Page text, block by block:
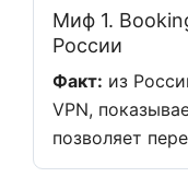
Миф 1.
России
Факт: из
VPN,
позволяет